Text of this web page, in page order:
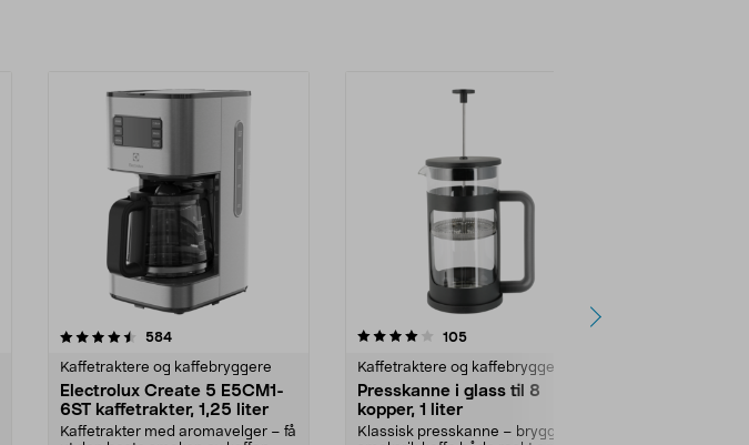
584anmeldelser
Kaffetraktere og kaffebryggere
Electrolux Create 5 E5CM1-
6ST kaffetrakter, 1,25 liter
Kaffetrakter med aromavelger – få
4.0 av 5 stjerner 105anmeldelser
Kaffetraktere og kaffebryggere
Presskanne i glass til 8
kopper, 1 liter
Klassisk presskanne – brygg
4.5 av 5 stjerner